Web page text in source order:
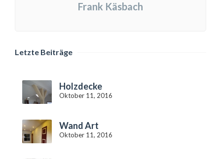
Frank Käsbach
Letzte Beiträge
Holzdecke
Oktober 11, 2016
Wand Art
Oktober 11, 2016